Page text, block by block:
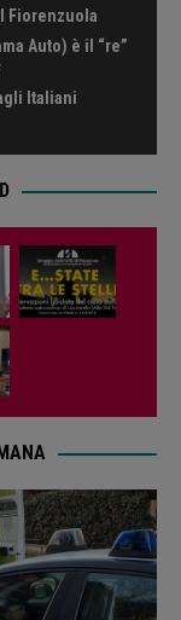
Fiorenzuola
Auto) è il “re”
Italiani